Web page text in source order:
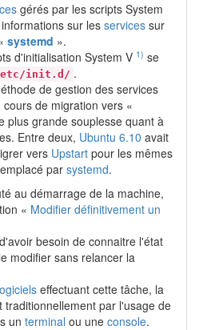
gérés par les scripts System
sur les services sur
systemd ».
d'initialisation System V 1) se
init.d/ .
de gestion des services
de migration vers «
plus grande souplesse quant à
Entre deux, Ubuntu 6.10 avait
vers Upstart pour les mêmes
parsystemd.
au démarrage de la machine,
« Modifier définitivement un
besoin de connaitre l'état
modifier sans relancer la
effectuant cette tâche, la
traditionnellement par l'usage de
un terminal ou une console.